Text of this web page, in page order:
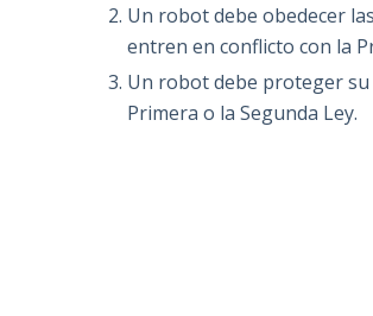
Un robot debe obedecer
entren en conflicto con la
Un robot debe proteger
Primera o la Segunda Ley.